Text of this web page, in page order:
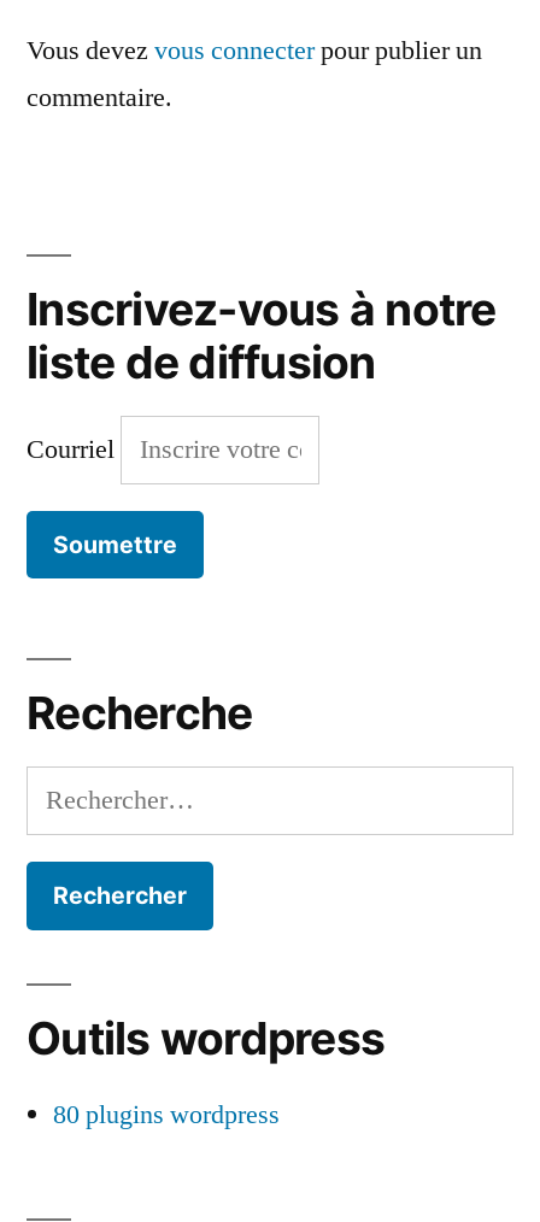
Vous devez vous connecterpour publier un
commentaire.
Inscrivez-vous à notre
liste de diffusion
Courriel
Recherche
Rechercher :
Outils wordpress
80 plugins wordpress